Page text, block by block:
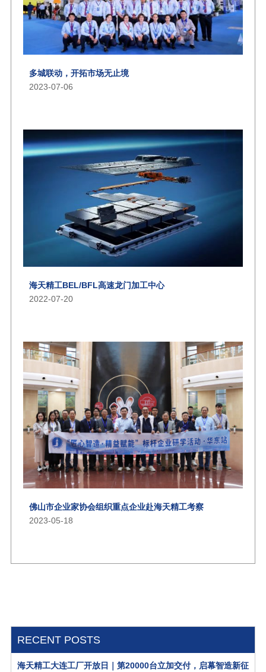
多城联动，开拓市场无止境
2023-07-06
海天精工BEL/BFL高速龙门加工中心
2022-07-20
佛山市企业家协会组织重点企业赴海天精工考察
2023-05-18
RECENT POSTS
海天精工大连工厂开放日｜第20000台立加交付，启幕智造新征